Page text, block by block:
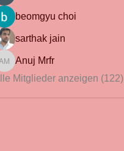
beomgyu choi
sarthak jain
Anuj Mrfr
Anuj Mrfr
Mitglieder anzeigen (122)